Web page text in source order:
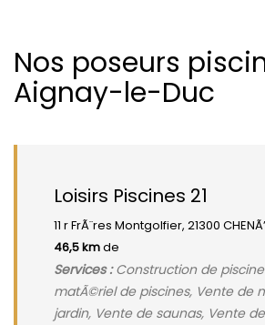
Nos poseurs
Aignay-le-Duc
Loisirs Piscines 21
11 r FrÃ¨res Montgolfier, 21300
46,5 kmde
Services :Construction de
matÃ©riel de piscines, Vente de
jardin, Vente de saunas, Vente de